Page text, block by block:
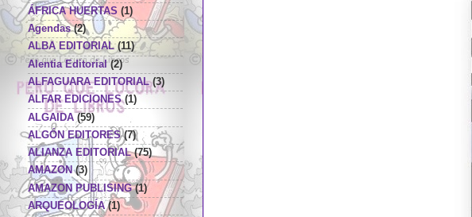
ÁFRICA HUERTAS (1)
Agendas (2)
ALBA EDITORIAL (11)
Alentia Editorial (2)
ALFAGUARA EDITORIAL (3)
ALFAR EDICIONES (1)
ALGAIDA (59)
ALGÓN EDITORES (7)
ALIANZA EDITORIAL (75)
AMAZON (3)
AMAZON PUBLISING (1)
ARQUEOLOGÍA (1)